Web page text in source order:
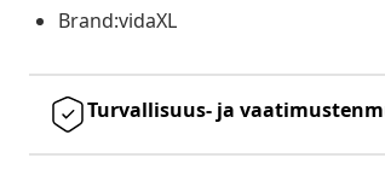
Brand:vidaXL
Turvallisuus- ja